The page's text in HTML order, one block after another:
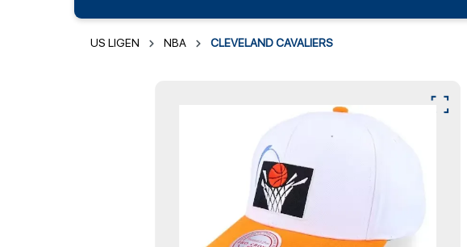
US LIGEN NBA CLEVELAND CAVALIERS